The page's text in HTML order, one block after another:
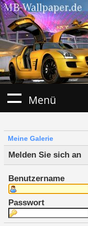
Menü
Meine Galerie
Melden Sie sich an
Benutzername
Passwort